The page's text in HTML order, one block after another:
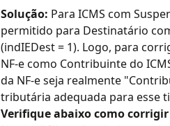
Solução: Para ICMS com
permitido para Destinatário
(indIEDest = 1). Logo, para
NF-e como Contribuinte do
da NF-e seja realmente
tributária adequada para esse
Verifique abaixo como